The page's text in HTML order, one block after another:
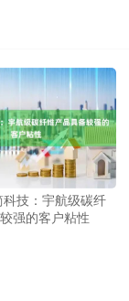
技：宇航级碳纤
强的客户粘性